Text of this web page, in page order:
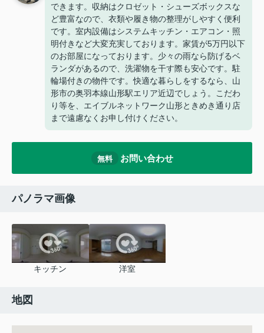
できます。収納はクロゼット・シューズボックスな
ど豊富なので、衣類や履き物の整理がしやすく便利
です。室内設備はシステムキッチン・エアコン・照
明付きなど大変充実しております。家賃が5万円以下
のお部屋になっております。少々の雨なら防げるベ
ランダがあるので、洗濯物を干す際も安心です。駐
輪場付きの物件です。快適な暮らしをするなら、山
形市の奥羽本線山形駅エリア近辺でしょう。こだわ
り等を、エイブルネットワーク山形ときめき通り店
まで遠慮なくお申し付けください。
無料 お問い合わせ
パノラマ画像
キッチン 洋室
地図